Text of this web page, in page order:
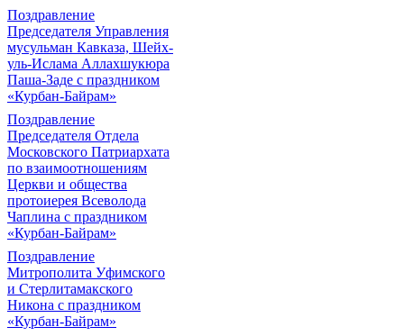
Поздравление
Председателя Управления
мусульман Кавказа, Шейх-
уль-Ислама Аллахшукюра
Паша-Заде с праздником
«Курбан-Байрам»
Поздравление
Председателя Отдела
Московского Патриархата
по взаимоотношениям
Церкви и общества
протоиерея Всеволода
Чаплина с праздником
«Курбан-Байрам»
Поздравление
Митрополита Уфимского
и Стерлитамакского
Никона с праздником
«Курбан-Байрам»